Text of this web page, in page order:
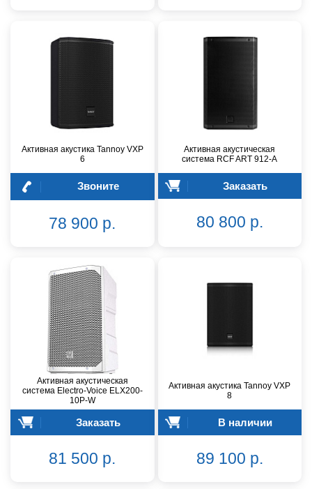
Активная акустика Tannoy VXP
6
Звоните
78 900 р.
Активная акустическая
система RCF ART 912-A
Заказать
80 800 р.
Активная акустическая
система Electro-Voice ELX200-
10P-W
Заказать
81 500 р.
Активная акустика Tannoy VXP
8
В наличии
89 100 р.